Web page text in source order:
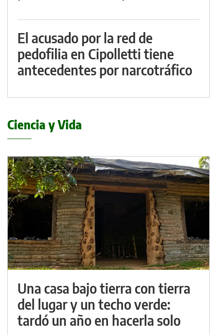
El acusado por la red de
pedofilia en Cipolletti tiene
antecedentes por narcotráfico
Ciencia y Vida
Una casa bajo tierra con tierra
del lugar y un techo verde:
tardó un año en hacerla solo